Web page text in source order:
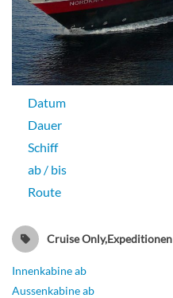
Datum
Dauer
Schiff
ab / bis
Route
Cruise Only,Expeditionen
Innenkabine ab
Aussenkabine ab